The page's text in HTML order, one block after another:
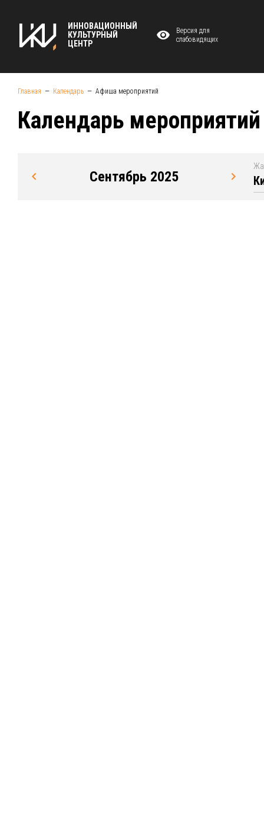
ИННОВАЦИОННЫЙ
КУЛЬТУРНЫЙ
ЦЕНТР
Версия для
слабовидящих
Главная Календарь Афиша мероприятий
Календарь мероприятий
Сентябрь 2025